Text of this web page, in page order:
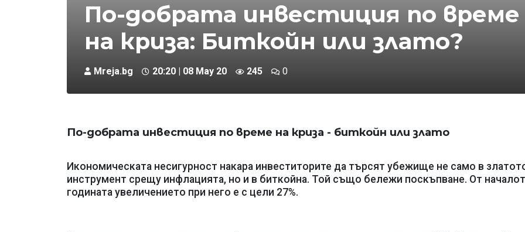
По-добрата инвестиция по време
на криза: Биткойн или злато?
Mreja.bg 20:20 | 08 May 20 245 0
По-добрата инвестиция по време на криза - биткойн или злато
Икономическата несигурност накара инвеститорите да търсят убежище не само в
инструмент срещу инфлацията, но и в биткойна. Той също бележи поскъпване. От
годината увеличението при него е с цели 27%.